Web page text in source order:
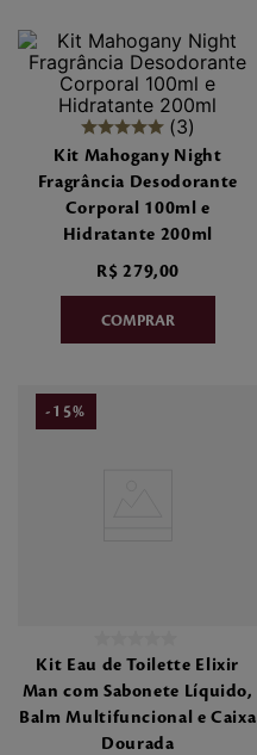
9º style pleasures
sabonete liquido
3
Kit Mahogany Night
Fragrância Desodorante
Corporal 100ml e
Hidratante 200ml
R$ 279,00
- 15%
Kit Eau de Toilette Elixir
Man com Sabonete Líquido,
Balm Multifuncional e Caixa
Dourada